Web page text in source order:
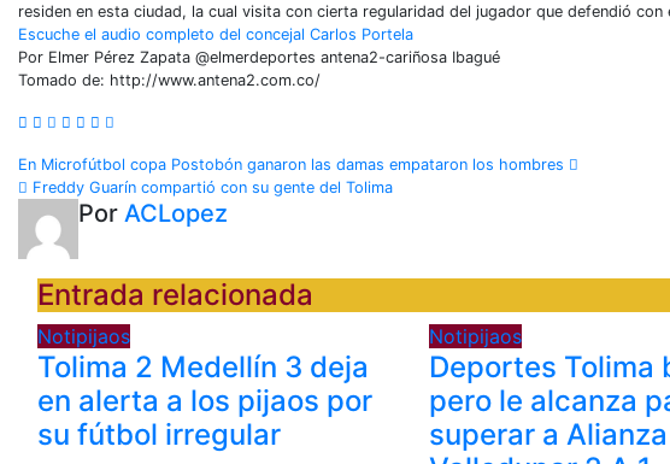
residen en esta ciudad, la cual visita con cierta regularidad del jugador que defendió
Escuche el audio completo del concejal Carlos Portela
Por Elmer Pérez Zapata @elmerdeportes antena2-cariñosa Ibagué
Tomado de: http://www.antena2.com.co/
Navegación
de
entradas
En Microfútbol copa Postobón ganaron las damas empataron los hombres
Freddy Guarín compartió con su gente del Tolima
Por ACLopez
Entrada relacionada
Notipijaos
Tolima 2 Medellín 3 deja
en alerta a los pijaos por
su fútbol irregular
Notipijaos
Deportes Tolima
pero le alcanza
superar a Alianza